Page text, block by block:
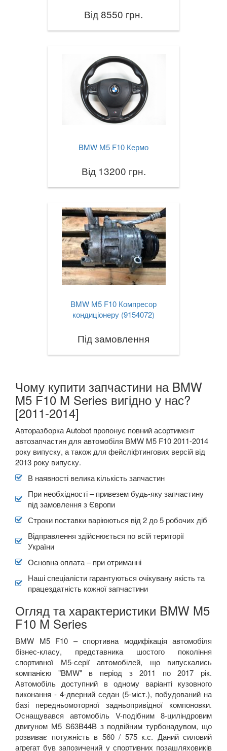
Від 8550 грн.
BMW M5 F10 Кермо
Від 13200 грн.
BMW M5 F10 Компресор
кондиціонеру (9154072)
Під замовлення
Чому купити запчастини на BMW
M5 F10 M Series вигідно у нас?
[2011-2014]
Авторазборка Autobot пропонує повний асортимент
автозапчастин для автомобіля BMW M5 F10 2011-2014
року випуску, а також для фейсліфтингових версій від
2013 року випуску.
В наявності велика кількість запчастин
При необхідності – привезем будь-яку запчастину
під замовлення з Європи
Строки поставки варіюються від 2 до 5 робочих діб
Відправлення здійснюється по всій території
України
Основна оплата – при отриманні
Наші спеціалісти гарантуються очікувану якість та
працездатність кожної запчастини
Огляд та характеристики BMW M5
F10 M Series
BMW M5 F10 – спортивна модифікація автомобіля
бізнес-класу, представника шостого покоління
спортивної М5-серії автомобілей, що випускались
компанією "BMW" в період з 2011 по 2017 рік.
Автомобіль доступний в одному варіанті кузовного
виконання - 4-дверний седан (5-міст.), побудований на
базі передньомоторної задньопривідної компоновки.
Оснащувався автомобіль V-подібним 8-циліндровим
двигуном M5 S63B44B з подвійним турбонадувом, що
розвиває потужність в 560 / 575 к.с. Даний силовий
агрегат був запозичений у спортивних позашляховиків